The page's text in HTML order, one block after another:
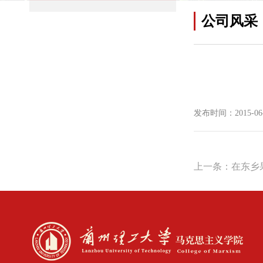
公司风采
发布时间：2015-
上一条：在东